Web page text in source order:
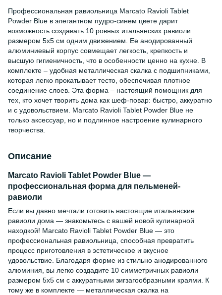
Профессиональная равиольница Marcato Ravioli Tablet
Powder Blue в элегантном пудро-синем цвете дарит
возможность создавать 10 ровных итальянских равиоли
размером 5x5 см одним движением. Ее анодированный
алюминиевый корпус совмещает легкость, крепкость и
высшую гигиеничность, что в особенности ценно на кухне. В
комплекте – удобная металлическая скалка с подшипниками,
которая легко прокатывает тесто, обеспечивая плотное
соединение слоев. Эта форма – настоящий помощник для
тех, кто хочет творить дома как шеф-повар: быстро, аккуратно
и с удовольствием. Marcato Ravioli Tablet Powder Blue не
только аксессуар, но и подлинное настроение кулинарного
творчества.
Описание
Marcato Ravioli Tablet Powder Blue —
профессиональная форма для пельменей-
равиоли
Если вы давно мечтали готовить настоящие итальянские
равиоли дома — знакомьтесь с вашей новой кулинарной
находкой! Marcato Ravioli Tablet Powder Blue — это
профессиональная равиольница, способная превратить
процесс приготовления в эстетическое и вкусное
удовольствие. Благодаря форме из стильно анодированного
алюминия, вы легко создадите 10 симметричных равиоли
размером 5x5 см с аккуратными зигзагообразными краями. К
тому же в комплекте — металлическая скалка на